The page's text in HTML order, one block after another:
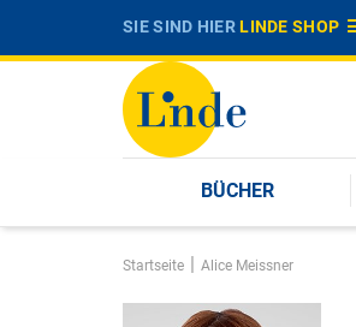
SIE SIND HIERLINDE SHOP
BÜCHER
Startseite | Alice Meissner